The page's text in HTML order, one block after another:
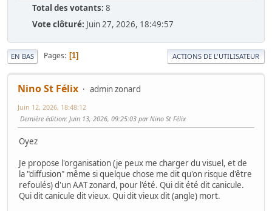
Total des votants: 8
Vote clôturé: Juin 27, 2026, 18:49:57
EN BAS Pages 1 ACTIONS DE L'UTILISATEUR
Nino St Félix admin zonard
Juin 12, 2026, 18:48:12
Dernière édition: Juin 13, 2026, 09:25:03 par Nino St Félix
Oyez
Je propose l'organisation (je peux me charger du visuel, et de
la "diffusion" même si quelque chose me dit qu'on risque d'être
refoulés) d'un AAT zonard, pour l'été. Qui dit été dit canicule.
Qui dit canicule dit vieux. Qui dit vieux dit (angle) mort.